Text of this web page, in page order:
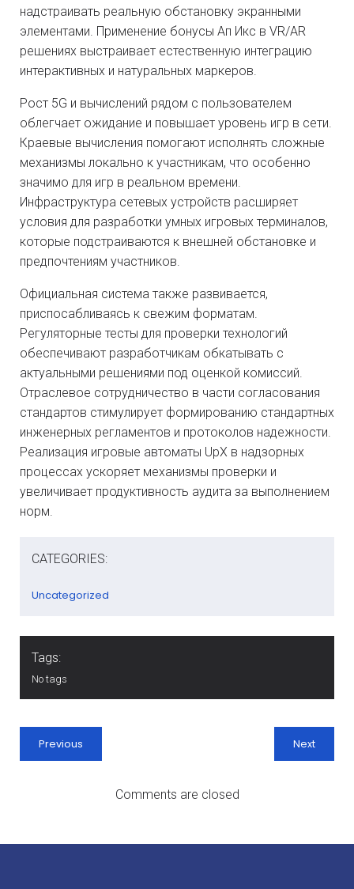
надстраивать реальную обстановку экранными
элементами. Применение бонусы Ап Икс в VR/AR
решениях выстраивает естественную интеграцию
интерактивных и натуральных маркеров.
Рост 5G и вычислений рядом с пользователем
облегчает ожидание и повышает уровень игр в сети.
Краевые вычисления помогают исполнять сложные
механизмы локально к участникам, что особенно
значимо для игр в реальном времени.
Инфраструктура сетевых устройств расширяет
условия для разработки умных игровых терминалов,
которые подстраиваются к внешней обстановке и
предпочтениям участников.
Официальная система также развивается,
приспосабливаясь к свежим форматам.
Регуляторные тесты для проверки технологий
обеспечивают разработчикам обкатывать с
актуальными решениями под оценкой комиссий.
Отраслевое сотрудничество в части согласования
стандартов стимулирует формированию стандартных
инженерных регламентов и протоколов надежности.
Реализация игровые автоматы UpX в надзорных
процессах ускоряет механизмы проверки и
увеличивает продуктивность аудита за выполнением
норм.
CATEGORIES:
Uncategorized
Tags:
No tags
Previous Next
Comments are closed